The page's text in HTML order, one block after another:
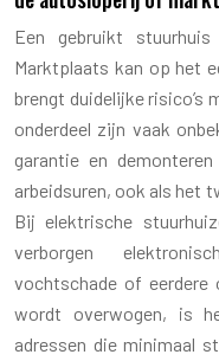
Een gebruikt
Marktplaats kan op het
brengt duidelijke risico’s
onderdeel zijn vaak
garantie en
arbeidsuren, ook als het
Bij elektrische
verborgen
vochtschade of eerdere
wordt overwogen, is
adressen die minimaal